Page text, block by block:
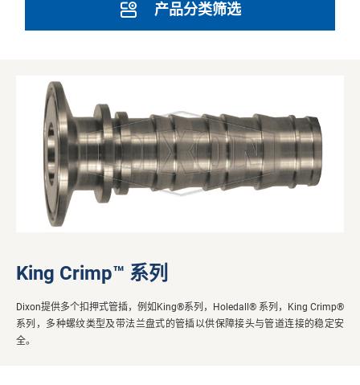
产品分类筛选
King Crimp™ 系列
Dixon提供多个扣押式管插，例如King®系列，Holedall® 系列，King Crimp®
系列，多种螺纹类型及带法兰盘式的管插以供保障接头与管道连接的稳定安
全。